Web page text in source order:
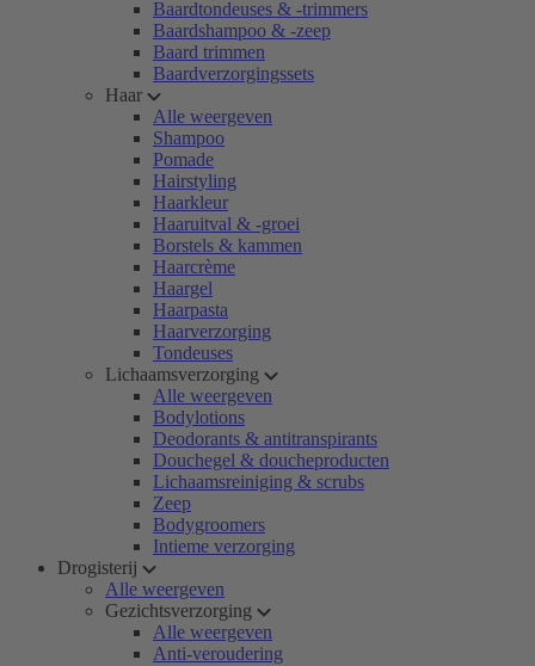
Baardtondeuses & -trimmers
Baardshampoo & -zeep
Baard trimmen
Baardverzorgingssets
Haar
Alle weergeven
Shampoo
Pomade
Hairstyling
Haarkleur
Haaruitval & -groei
Borstels & kammen
Haarcrème
Haargel
Haarpasta
Haarverzorging
Tondeuses
Lichaamsverzorging
Alle weergeven
Bodylotions
Deodorants & antitranspirants
Douchegel & doucheproducten
Lichaamsreiniging & scrubs
Zeep
Bodygroomers
Intieme verzorging
Drogisterij
Alle weergeven
Gezichtsverzorging
Alle weergeven
Anti-veroudering